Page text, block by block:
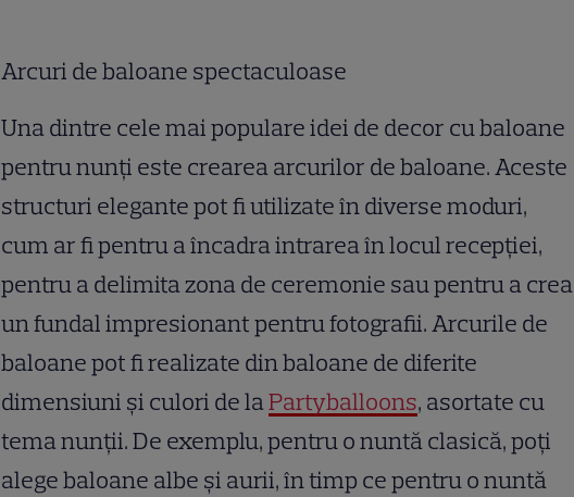
Arcuri de baloane spectaculoase
Una dintre cele mai populare idei de decor cu baloane
pentru nunți este crearea arcurilor de baloane. Aceste
structuri elegante pot fi utilizate în diverse moduri,
cum ar fi pentru a încadra intrarea în locul recepției,
pentru a delimita zona de ceremonie sau pentru a crea
un fundal impresionant pentru fotografii. Arcurile de
baloane pot fi realizate din baloane de diferite
dimensiuni și culori de laPartyballoons, asortate cu
tema nunții. De exemplu, pentru o nuntă clasică, poți
alege baloane albe și aurii, în timp ce pentru o nuntă